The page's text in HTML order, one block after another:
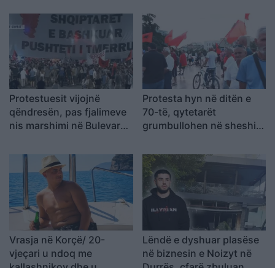
me Lushnjën
Protestuesit vijojnë
qëndresën, pas fjalimeve
nis marshimi në Bulevard:
Protesta hyn në ditën e
70-të, qytetarët
grumbullohen në sheshin
dorëheqjen!
Vrasja në Korçë/ 20-
vjeçari u ndoq me
Lëndë e dyshuar plasëse
në biznesin e Noizyt në